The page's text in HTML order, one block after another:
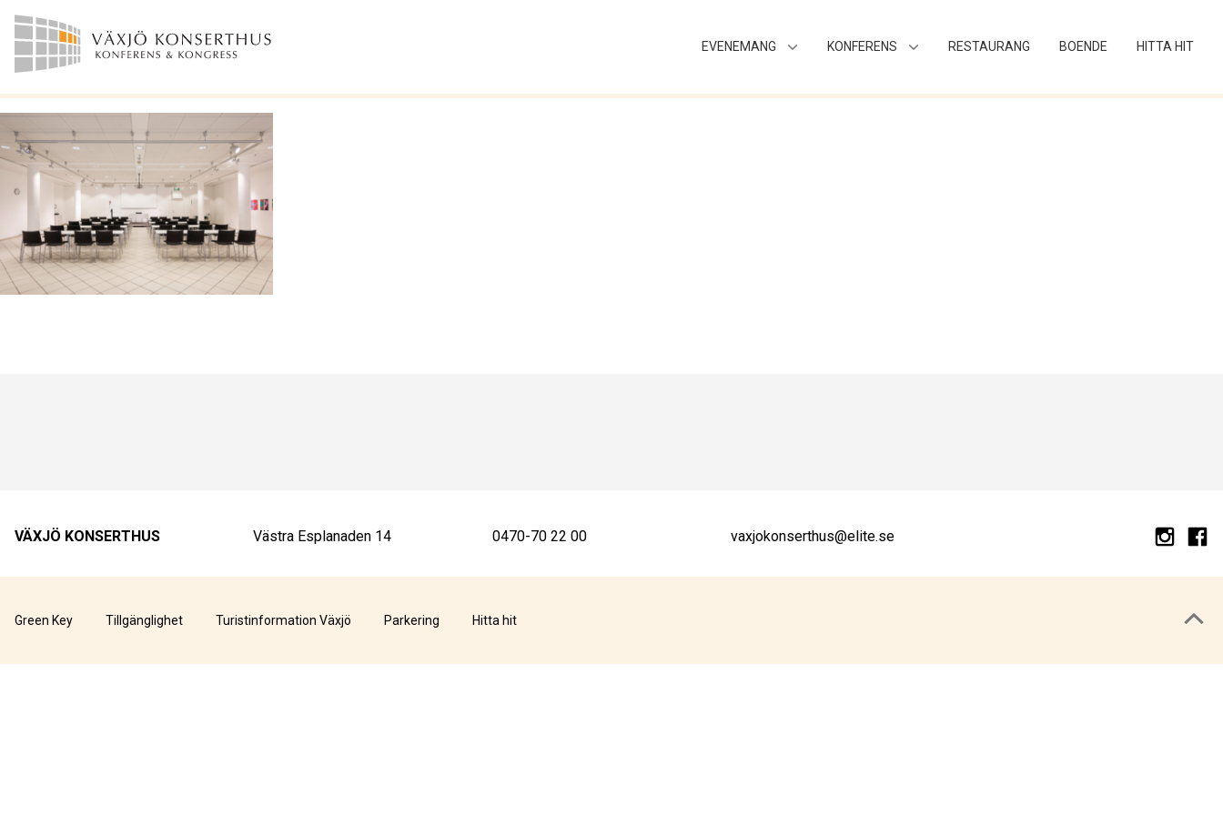
EVENEMANG KONFERENS RESTAURANG BOENDE HITTA HIT
VÄXJÖ KONSERTHUS Västra Esplanaden 14 0470-70 22 00 vaxjokonserthus@elite.se
Green Key Tillgänglighet Turistinformation Växjö Parkering Hitta hit